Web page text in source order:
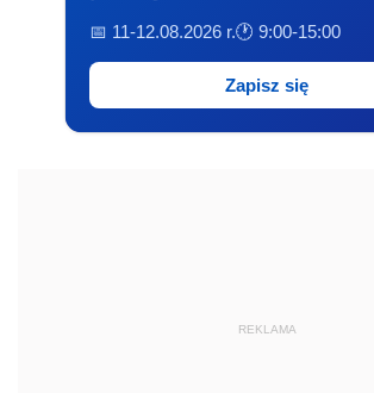
📅 11-12.08.2026 r.🕐 9:00-15:00
Zapisz się
REKLAMA